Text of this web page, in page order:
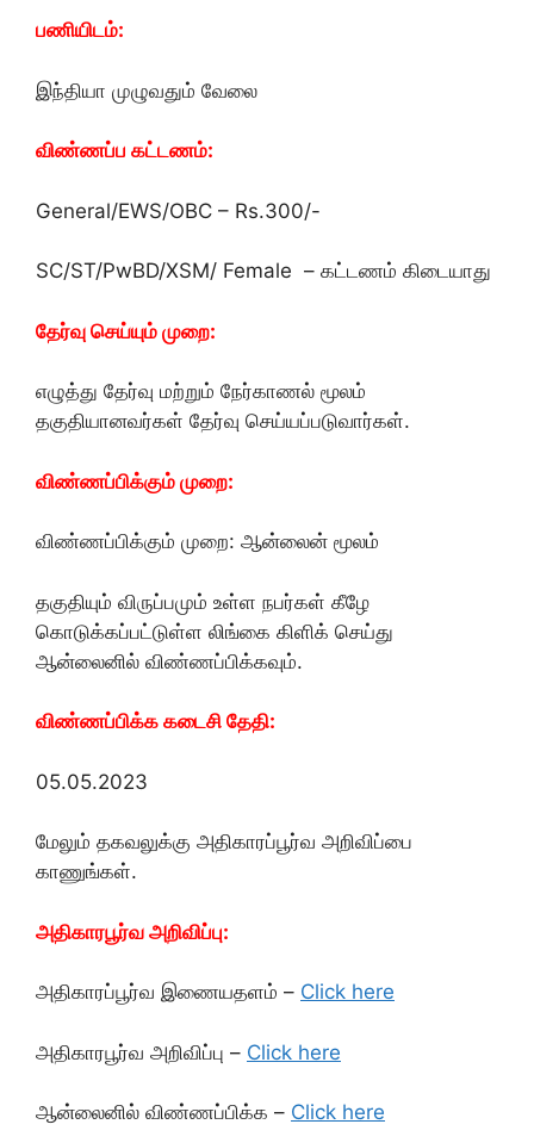
பணியிடம்:
இந்தியா முழுவதும் வேலை
விண்ணப்ப கட்டணம்:
General/EWS/OBC – Rs.300/-
SC/ST/PwBD/XSM/ Female – கட்டணம் கிடையாது
தேர்வு செய்யும் முறை:
எழுத்து தேர்வு மற்றும் நேர்காணல் மூலம்
தகுதியானவர்கள் தேர்வு செய்யப்படுவார்கள்.
விண்ணப்பிக்கும் முறை:
விண்ணப்பிக்கும் முறை: ஆன்லைன் மூலம்
தகுதியும் விருப்பமும் உள்ள நபர்கள் கீழே
கொடுக்கப்பட்டுள்ள லிங்கை கிளிக் செய்து
ஆன்லைனில் விண்ணப்பிக்கவும்.
விண்ணப்பிக்க கடைசி தேதி:
05.05.2023
மேலும் தகவலுக்கு அதிகாரப்பூர்வ அறிவிப்பை
காணுங்கள்.
அதிகாரபூர்வ அறிவிப்பு:
அதிகாரப்பூர்வ இணையதளம் – Click here
அதிகாரபூர்வ அறிவிப்பு – Click here
ஆன்லைனில் விண்ணப்பிக்க – Click here